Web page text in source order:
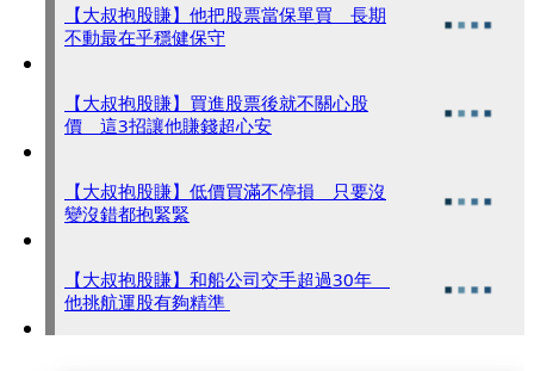
【大叔抱股賺】他把股票當保單買 長期
不動最在乎穩健保守
【大叔抱股賺】買進股票後就不關心股
價 這3招讓他賺錢超心安
【大叔抱股賺】低價買滿不停損 只要沒
變沒錯都抱緊緊
【大叔抱股賺】和船公司交手超過30年
他挑航運股有夠精準